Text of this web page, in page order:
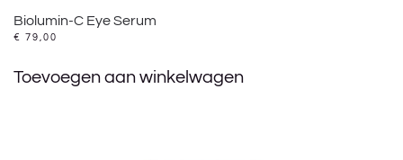
Biolumin-C Eye Serum
€ 79,00
Toevoegen aan winkelwagen